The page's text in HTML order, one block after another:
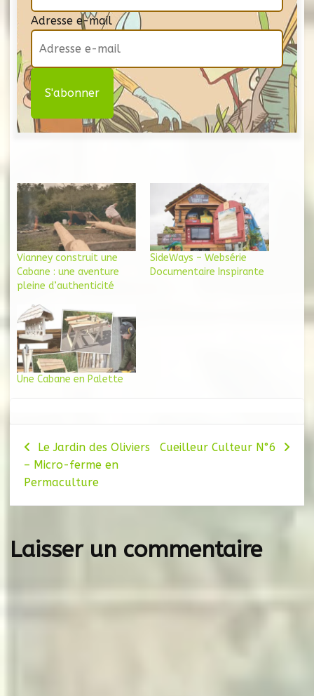
Adresse e-mail
Vianney construit une
Cabane : une aventure
pleine d’authenticité
SideWays – Websérie
Documentaire Inspirante
Une Cabane en Palette
Navigation
de
l’article
Le Jardin des Oliviers
– Micro-ferme en
Permaculture
Cueilleur Culteur N°6
Laisser un commentaire